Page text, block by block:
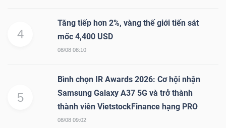
4
Tăng tiếp hơn 2%, vàng thế giới tiến sát
mốc 4,400 USD
08/08 08:10
5
Bình chọn IR Awards 2026: Cơ hội nhận
Samsung Galaxy A37 5G và trở thành
thành viên VietstockFinance hạng PRO
08/08 09:02